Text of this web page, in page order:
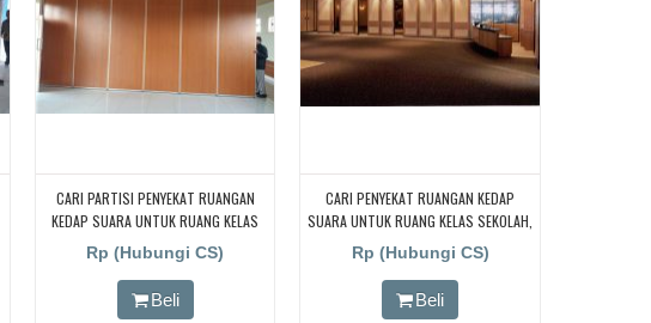
CARI PARTISI PENYEKAT RUANGAN
KEDAP SUARA UNTUK RUANG KELAS
KAMPUS, CARI PARTISI PENYEKAT
RUANGAN KEDAP SUARA UNTUK
RUANG KELAS KAMPUS, CARI PARTISI
PENYEKAT RUANGAN KEDAP SUARA
Rp (Hubungi CS)
Beli
CARI PENYEKAT RUANGAN KEDAP
SUARA UNTUK RUANG KELAS SEKOLAH,
CARI PENYEKAT RUANGAN KEDAP
SUARA UNTUK RUANG KELAS SEKOLAH,
CARI PENYEKAT RUANGAN KEDAP
SUARA UNTUK RUANG KELAS SEKOLAH,
Rp (Hubungi CS)
Beli